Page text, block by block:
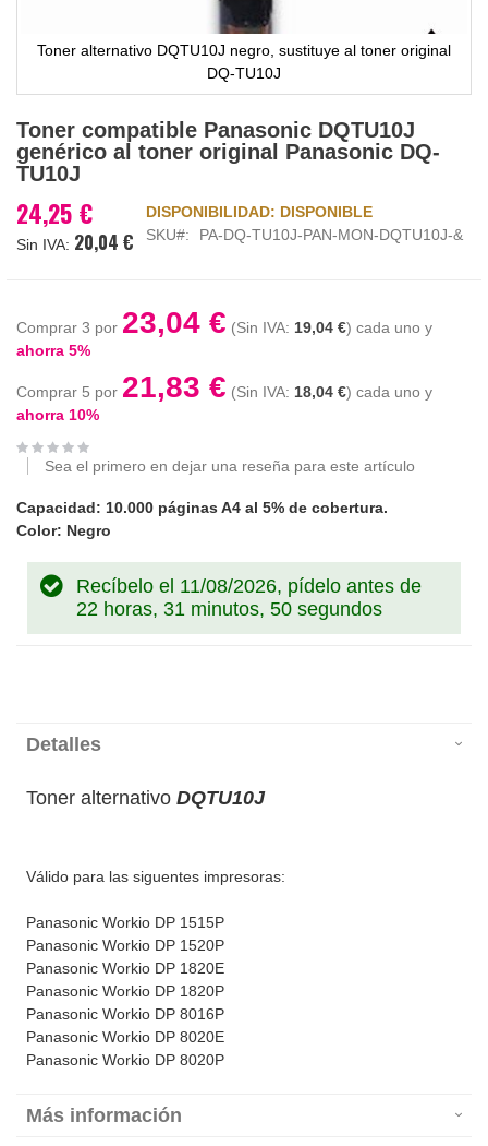
Toner alternativo DQTU10J negro, sustituye al toner original
DQ-TU10J
al
comienzo
de
galería
de
Toner compatible Panasonic DQTU10J
genérico al toner original Panasonic DQ-
TU10J
24,25 €
20,04 €
DISPONIBILIDAD: DISPONIBLE
SKU
PA-DQ-TU10J-PAN-MON-DQTU10J-&
Comprar 3 por 23,04 € 19,04 € cada uno y
ahorra 5%
Comprar 5 por 21,83 € 18,04 € cada uno y
ahorra 10%
Sea el primero en dejar una reseña para este artículo
Capacidad: 10.000 páginas A4 al 5% de cobertura.
Color: Negro
Recíbelo el 11/08/2026, pídelo antes de
22 horas, 31 minutos, 50 segundos
Detalles
Toner alternativo DQTU10J
Válido para las siguentes impresoras:
Panasonic Workio DP 1515P
Panasonic Workio DP 1520P
Panasonic Workio DP 1820E
Panasonic Workio DP 1820P
Panasonic Workio DP 8016P
Panasonic Workio DP 8020E
Panasonic Workio DP 8020P
Más información